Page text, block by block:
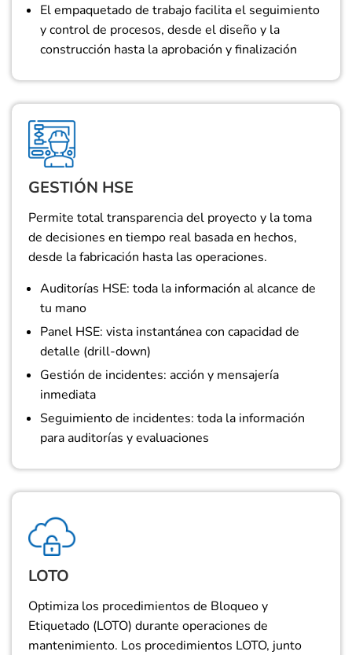
El empaquetado de trabajo facilita el seguimiento
y control de procesos, desde el diseño y la
construcción hasta la aprobación y finalización
GESTIÓN HSE
Permite total transparencia del proyecto y la toma
de decisiones en tiempo real basada en hechos,
desde la fabricación hasta las operaciones.
Auditorías HSE: toda la información al alcance de
tu mano
Panel HSE: vista instantánea con capacidad de
detalle (drill-down)
Gestión de incidentes: acción y mensajería
inmediata
Seguimiento de incidentes: toda la información
para auditorías y evaluaciones
LOTO
Optimiza los procedimientos de Bloqueo y
Etiquetado (LOTO) durante operaciones de
mantenimiento. Los procedimientos LOTO, junto